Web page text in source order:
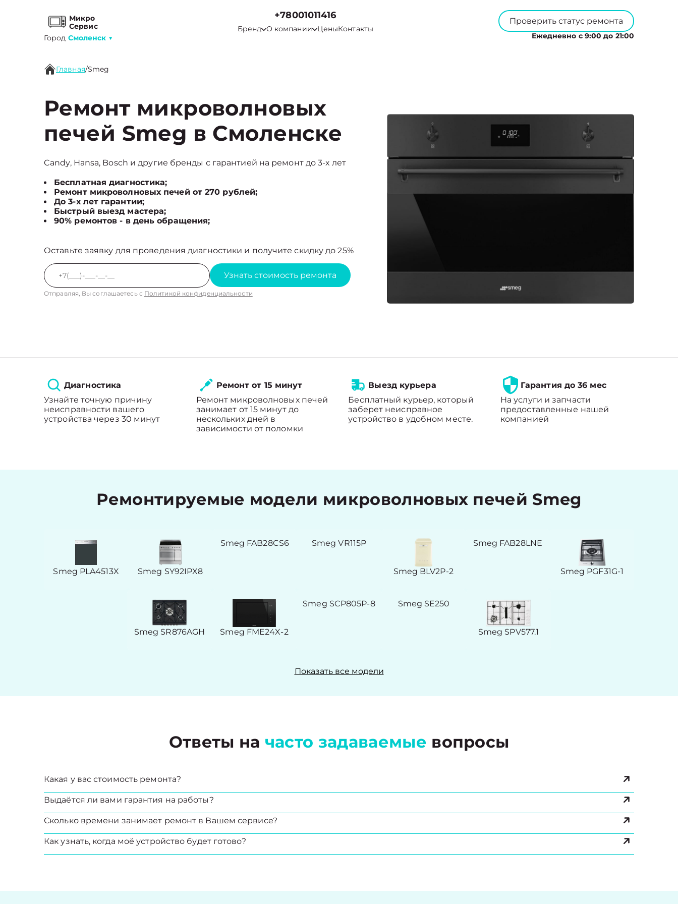
Микро
Сервис
Город Смоленск ▼
+78001011416
Бренд О компании ЦеныКонтакты
Проверить статус ремонта
Ежедневно с 9:00 до 21:00
Главная/Smeg
Ремонт микроволновых
печей Smeg в Смоленске
Candy, Hansa, Bosch и другие бренды с гарантией на ремонт до 3-х лет
Бесплатная диагностика;
Ремонт микроволновых печей от 270 рублей;
До 3-х лет гарантии;
Быстрый выезд мастера;
90% ремонтов - в день обращения;
Оставьте заявку для проведения диагностики и получите скидку до 25%
Узнать стоимость ремонта
Отправляя, Вы соглашаетесь с Политикой конфиденциальности
Диагностика
Узнайте точную причину
неисправности вашего
устройства через 30 минут
Ремонт от 15 минут
Ремонт микроволновых печей
занимает от 15 минут до
нескольких дней в
зависимости от поломки
Выезд курьера
Бесплатный курьер, который
заберет неисправное
устройство в удобном месте.
Гарантия до 36 мес
На услуги и запчасти
предоставленные нашей
компанией
Ремонтируемые модели микроволновых печей Smeg
Smeg PLA4513X Smeg SY92IPX8
Smeg FAB28CS6 Smeg VR115P
Smeg BLV2P-2
Smeg FAB28LNE
Smeg PGF31G-1
Smeg SR876AGH Smeg FME24X-2
Smeg SCP805P-8 Smeg SE250
Smeg SPV577.1
Показать все модели
Ответы на часто задаваемые вопросы
Какая у вас стоимость ремонта?
Выдаётся ли вами гарантия на работы?
Сколько времени занимает ремонт в Вашем сервисе?
Как узнать, когда моё устройство будет готово?